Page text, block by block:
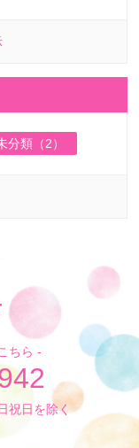
分類（2）
ちら -
祝日を除く